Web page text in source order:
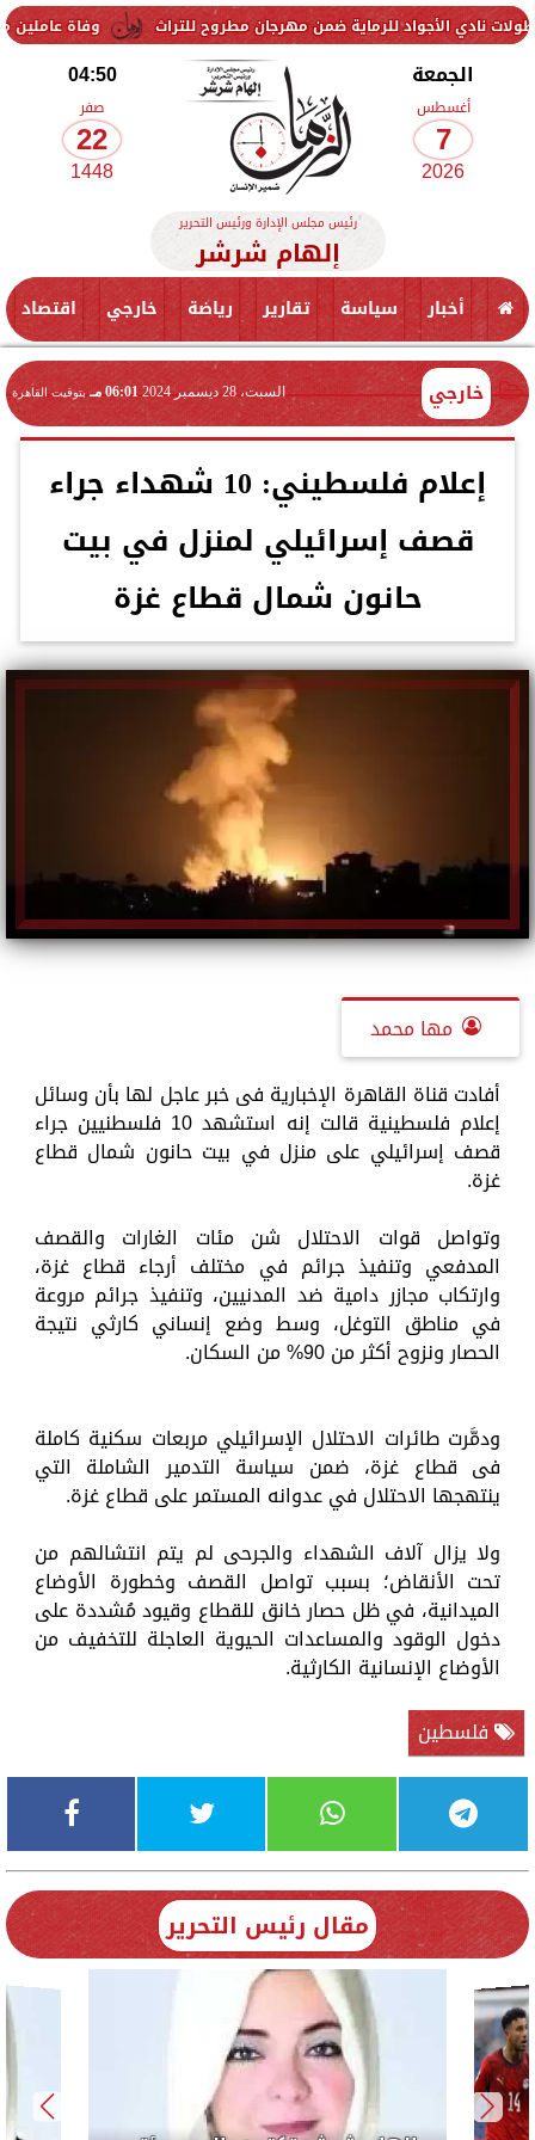
وفاة عاملين متأثرين للرماية ضمن مهرجان مطروح للتراث
الجمعة
أغسطس
7
2026
04:50
صفر
22
1448
رئيس مجلس الإدارة ورئيس التحرير
إلهام شرشر
أخبار سياسة تقارير رياضة خارجي اقتصاد
خارجي السبت، 28 ديسمبر 2024 06:01 مـ بتوقيت القاهرة
إعلام فلسطيني: 10 شهداء جراء
قصف إسرائيلي لمنزل في بيت
حانون شمال قطاع غزة
مها محمد
أفادت قناة القاهرة الإخبارية فى خبر عاجل لها بأن وسائل
إعلام فلسطينية قالت إنه استشهد 10 فلسطنيين جراء
قصف إسرائيلي على منزل في بيت حانون شمال قطاع
غزة.
وتواصل قوات الاحتلال شن مئات الغارات والقصف
المدفعي وتنفيذ جرائم في مختلف أرجاء قطاع غزة،
وارتكاب مجازر دامية ضد المدنيين، وتنفيذ جرائم مروعة
في مناطق التوغل، وسط وضع إنساني كارثي نتيجة
الحصار ونزوح أكثر من 90% من السكان.
ودمَّرت طائرات الاحتلال الإسرائيلي مربعات سكنية كاملة
فى قطاع غزة، ضمن سياسة التدمير الشاملة التي
ينتهجها الاحتلال في عدوانه المستمر على قطاع غزة.
ولا يزال آلاف الشهداء والجرحى لم يتم انتشالهم من
تحت الأنقاض؛ بسبب تواصل القصف وخطورة الأوضاع
الميدانية، في ظل حصار خانق للقطاع وقيود مُشددة على
دخول الوقود والمساعدات الحيوية العاجلة للتخفيف من
الأوضاع الإنسانية الكارثية.
فلسطين
مقال رئيس التحرير